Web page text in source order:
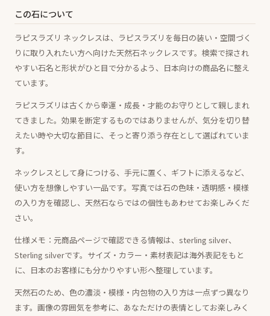
この石について
ラピスラズリ ネックレスは、ラピスラズリを毎日の装い・空間づく
りに取り入れたい方へ向けた天然石ネックレスです。検索で探され
やすい石名と形状がひと目で分かるよう、日本向けの商品名に整え
ています。
ラピスラズリは古くから幸運・成長・才能のお守りとして親しまれ
てきました。効果を断定するものではありませんが、気分を切り替
えたい時や大切な節目に、そっと寄り添う存在として選ばれていま
す。
ネックレスとして身につける、手元に置く、ギフトに添えるなど、
使い方を想像しやすい一品です。写真では石の色味・透明感・模様
の入り方を確認し、天然石ならではの個性もあわせてお楽しみくだ
さい。
仕様メモ：元商品ページで確認できる情報は、sterling silver、
Sterling silverです。サイズ・カラー・素材表記は海外表記をもと
に、日本のお客様にも分かりやすい形へ整理しています。
天然石のため、色の濃淡・模様・内包物の入り方は一点ずつ異なり
ます。画像の雰囲気を参考に、あなただけの表情としてお楽しみく